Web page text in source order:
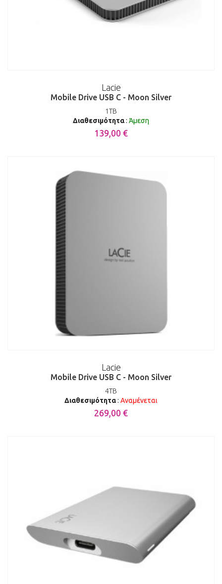
Lacie
Mobile Drive USB C - Moon Silver
1TB
Διαθεσιμότητα: Άμεση
139,00 €
Lacie
Mobile Drive USB C - Moon Silver
4TB
Διαθεσιμότητα: Αναμένεται
269,00 €